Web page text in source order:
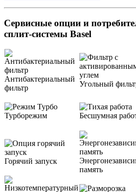
Сервисные опции и
сплит-системы Basel
Антибактериальный
фильтр
Угольный
Турборежим Бесшумная
Горячий запуск
память